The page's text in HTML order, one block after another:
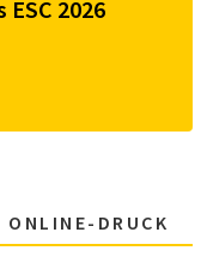
ESC 2026
ONLINE-DRUCK